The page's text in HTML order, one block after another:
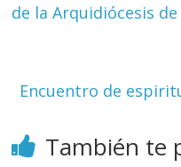
de la Arquidiócesis
Encuentro de
También te